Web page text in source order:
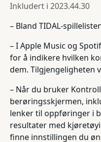
Inkludert i 2023.44.30
– Bland TIDAL-
– I Apple Music og
for å indikere hvilken
dem. Tilgjengeligheten
– Når du bruker
berøringsskjermen,
lenker til oppføringer i
resultater med
finne innstillingen du